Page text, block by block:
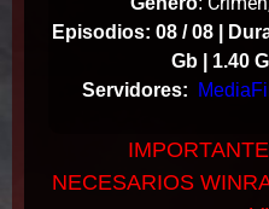
Episodios: 08 / 08 |
Gb | 1.40 G
Servidores:
NECESARIOS